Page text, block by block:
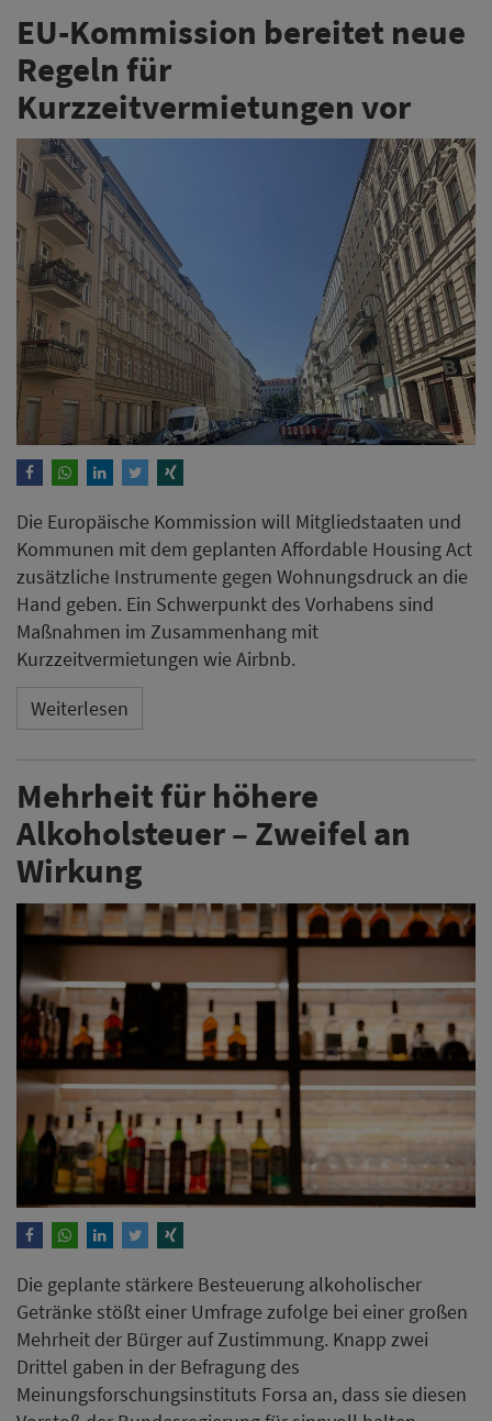
EU-Kommission bereitet neue
Regeln für
Kurzzeitvermietungen vor
Die Europäische Kommission will Mitgliedstaaten und
Kommunen mit dem geplanten Affordable Housing Act
zusätzliche Instrumente gegen Wohnungsdruck an die
Hand geben. Ein Schwerpunkt des Vorhabens sind
Maßnahmen im Zusammenhang mit
Kurzzeitvermietungen wie Airbnb.
Weiterlesen
Mehrheit für höhere
Alkoholsteuer – Zweifel an
Wirkung
Die geplante stärkere Besteuerung alkoholischer
Getränke stößt einer Umfrage zufolge bei einer großen
Mehrheit der Bürger auf Zustimmung. Knapp zwei
Drittel gaben in der Befragung des
Meinungsforschungsinstituts Forsa an, dass sie diesen